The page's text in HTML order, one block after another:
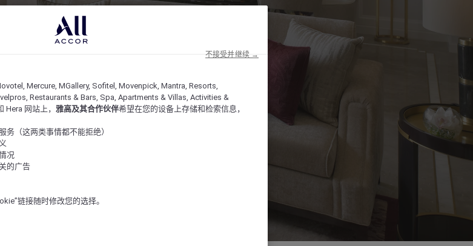
Mercure, MGallery, Sofitel, Movenpick, Mantra, Resorts,
Restaurants & Bars, Spa, Apartments & Villas, Activities &
Hera 网站上， 雅高及其合作伙伴希望在您的设备上存储和检索信息，
务（这两类事情都不能拒绝）
况
的广告
链接随时修改您的选择。
不接受并继续 →